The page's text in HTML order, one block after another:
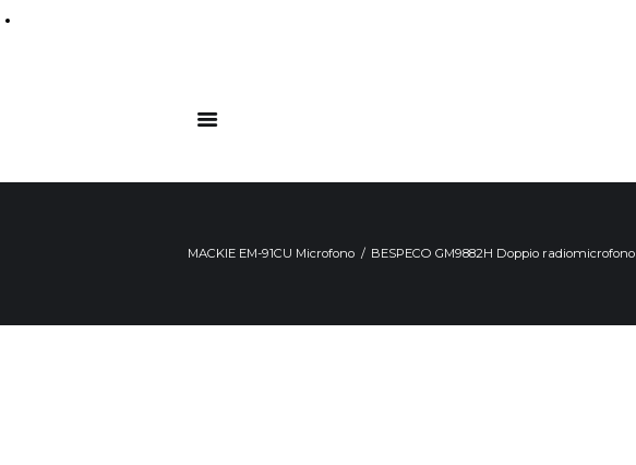
MACKIE EM-91CU Microfono BESPECO GM9882H Doppio radiomicrofono